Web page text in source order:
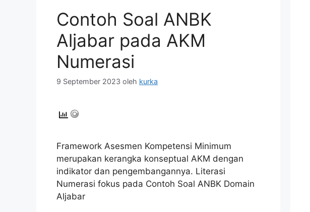
Contoh Soal ANBK
Aljabar pada AKM
Numerasi
9 September 2023 oleh kurka
Framework Asesmen Kompetensi Minimum
merupakan kerangka konseptual AKM dengan
indikator dan pengembangannya. Literasi
Numerasi fokus pada Contoh Soal ANBK Domain
Aljabar